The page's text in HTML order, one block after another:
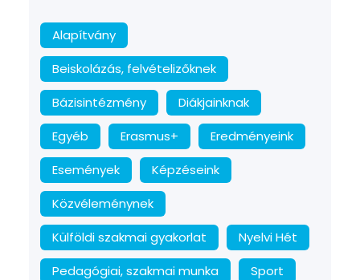
Alapítvány
Beiskolázás, felvételizőknek
Bázisintézmény
Diákjainknak
Egyéb
Erasmus+
Eredményeink
Események
Képzéseink
Közvéleménynek
Külföldi szakmai gyakorlat
Nyelvi Hét
Pedagógiai, szakmai munka
Sport